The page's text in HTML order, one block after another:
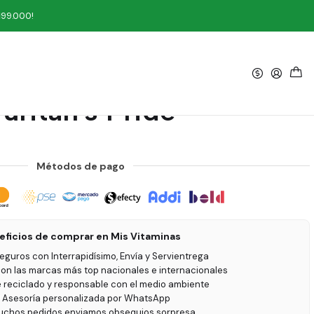
250 Softgels
Pride
Métodos de pago
de comprar en Mis Vitaminas
con Interrapidísimo, Envía y Servientrega
las marcas más top nacionales e internacionales
reciclado y responsable con el medio ambiente
Asesoría personalizada por WhatsApp